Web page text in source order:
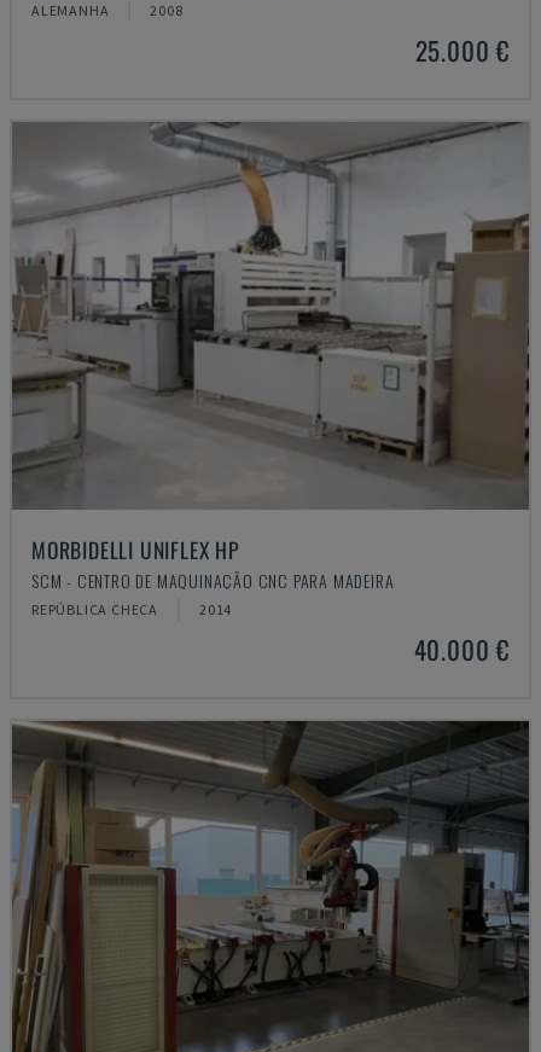
ALEMANHA 2008
25.000 €
MORBIDELLI UNIFLEX HP
SCM - CENTRO DE MAQUINAÇÃO CNC PARA MADEIRA
REPÚBLICA CHECA 2014
40.000 €